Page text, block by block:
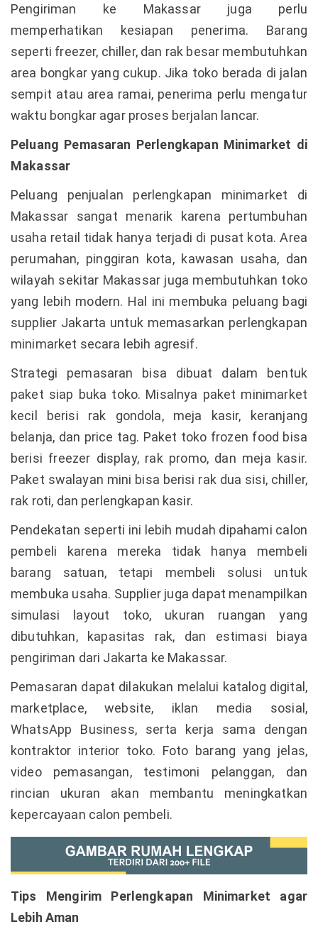
Pengiriman ke Makassar juga perlu
memperhatikan kesiapan penerima. Barang
seperti freezer, chiller, dan rak besar membutuhkan
area bongkar yang cukup. Jika toko berada di jalan
sempit atau area ramai, penerima perlu mengatur
waktu bongkar agar proses berjalan lancar.
Peluang Pemasaran Perlengkapan Minimarket di
Makassar
Peluang penjualan perlengkapan minimarket di
Makassar sangat menarik karena pertumbuhan
usaha retail tidak hanya terjadi di pusat kota. Area
perumahan, pinggiran kota, kawasan usaha, dan
wilayah sekitar Makassar juga membutuhkan toko
yang lebih modern. Hal ini membuka peluang bagi
supplier Jakarta untuk memasarkan perlengkapan
minimarket secara lebih agresif.
Strategi pemasaran bisa dibuat dalam bentuk
paket siap buka toko. Misalnya paket minimarket
kecil berisi rak gondola, meja kasir, keranjang
belanja, dan price tag. Paket toko frozen food bisa
berisi freezer display, rak promo, dan meja kasir.
Paket swalayan mini bisa berisi rak dua sisi, chiller,
rak roti, dan perlengkapan kasir.
Pendekatan seperti ini lebih mudah dipahami calon
pembeli karena mereka tidak hanya membeli
barang satuan, tetapi membeli solusi untuk
membuka usaha. Supplier juga dapat menampilkan
simulasi layout toko, ukuran ruangan yang
dibutuhkan, kapasitas rak, dan estimasi biaya
pengiriman dari Jakarta ke Makassar.
Pemasaran dapat dilakukan melalui katalog digital,
marketplace, website, iklan media sosial,
WhatsApp Business, serta kerja sama dengan
kontraktor interior toko. Foto barang yang jelas,
video pemasangan, testimoni pelanggan, dan
rincian ukuran akan membantu meningkatkan
kepercayaan calon pembeli.
Tips Mengirim Perlengkapan Minimarket agar
Lebih Aman